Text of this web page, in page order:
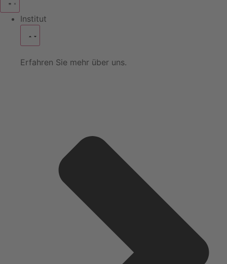
Institut
Erfahren Sie mehr über uns.